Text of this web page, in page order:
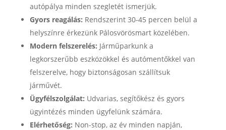
autópálya minden szegletét ismerjük.
Gyors reagálás: Rendszerint 30-45 percen belül a
helyszínre érkezünk Pálosvörösmart közelében.
Modern felszerelés: Járműparkunk a
legkorszerűbb eszközökkel és autómentőkkel van
felszerelve, hogy biztonságosan szállítsuk
járművét.
Ügyfélszolgálat: Udvarias, segítőkész és gyors
ügyintézés minden ügyfelünk számára.
Elérhetőség: Non-stop, az év minden napján,